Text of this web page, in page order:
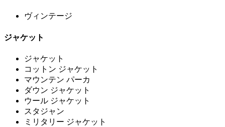
ヴィンテージ
ジャケット
ジャケット
コットン ジャケット
マウンテン パーカ
ダウン ジャケット
ウール ジャケット
スタジャン
ミリタリー ジャケット